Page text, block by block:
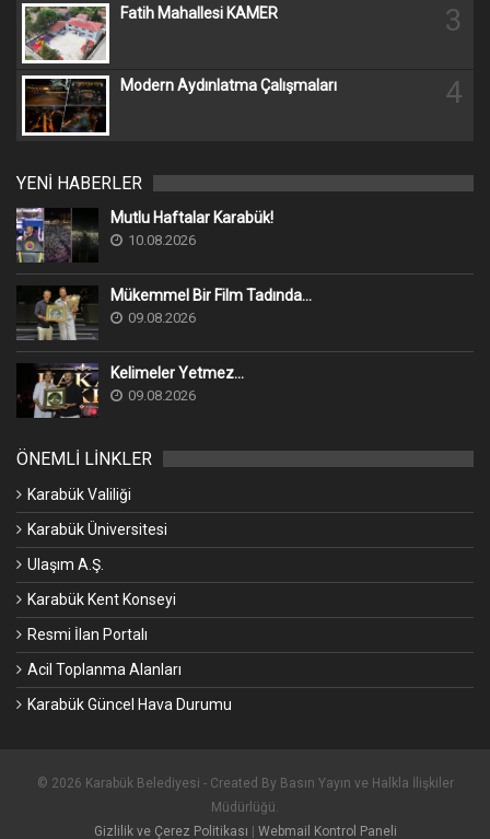
Fatih Mahallesi KAMER 3
Modern Aydınlatma Çalışmaları 4
YENİ HABERLER
Mutlu Haftalar Karabük!
10.08.2026
Mükemmel Bir Film Tadında...
09.08.2026
Kelimeler Yetmez...
09.08.2026
ÖNEMLİ LİNKLER
Karabük Valiliği
Karabük Üniversitesi
Ulaşım A.Ş.
Karabük Kent Konseyi
Resmi İlan Portalı
Acil Toplanma Alanları
Karabük Güncel Hava Durumu
© 2026 Karabük Belediyesi - Created By Basın Yayın ve Halkla İlişkiler
Müdürlüğü.
Gizlilik ve Çerez Politikası
Webmail Kontrol Paneli